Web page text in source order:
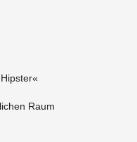
Raum